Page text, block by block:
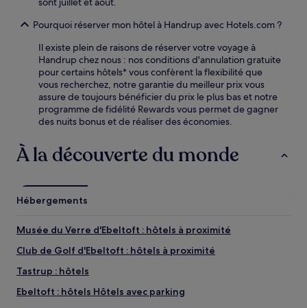
Pourquoi réserver mon hôtel à Handrup avec Hotels.com ?
Il existe plein de raisons de réserver votre voyage à
Handrup chez nous : nos conditions d'annulation gratuite
pour certains hôtels* vous confèrent la flexibilité que
vous recherchez, notre garantie du meilleur prix vous
assure de toujours bénéficier du prix le plus bas et notre
programme de fidélité Rewards vous permet de gagner
des nuits bonus et de réaliser des économies.
À la découverte du monde
Hébergements
Musée du Verre d'Ebeltoft : hôtels à proximité
Club de Golf d'Ebeltoft : hôtels à proximité
Tastrup : hôtels
Ebeltoft : hôtels Hôtels avec parking